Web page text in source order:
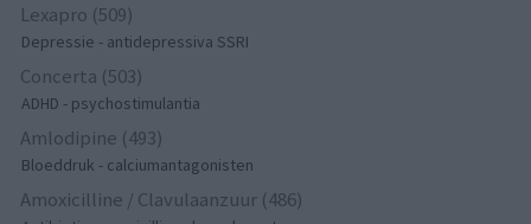
Lexapro (509)
Depressie - antidepressiva SSRI
Concerta (503)
ADHD - psychostimulantia
Amlodipine (493)
Bloeddruk - calciumantagonisten
Amoxicilline / Clavulaanzuur (486)